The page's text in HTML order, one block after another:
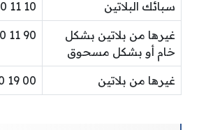
سبائك البلاتين 10 11 10 71
غيرها من بلاتين بشكل
خام أو بشكل مسحوق
90 11 10 71
غيرها من بلاتين 00 19 10 71